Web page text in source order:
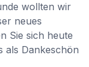
wollten wir
neues
Sie sich heute
als Dankeschön